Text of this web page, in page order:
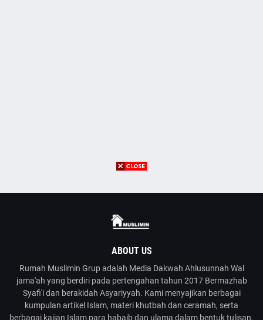
ABOUT US
Rumah Muslimin Grup adalah Media Dakwah Ahlusunnah Wal
jama'ah yang berdiri pada pertengahan tahun 2017 Bermazhab
Syafi'i dan berakidah Asyariyyah. Kami menyajikan berbagai
kumpulan artikel Islam, materi khutbah dan ceramah, serta
berbagai kajian Islam para habaib dan ulama dalam bentuk tulisan.